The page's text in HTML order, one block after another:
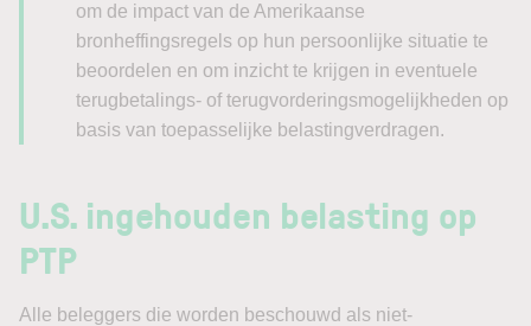
om de impact van de Amerikaanse
bronheffingsregels op hun persoonlijke situatie te
beoordelen en om inzicht te krijgen in eventuele
terugbetalings- of terugvorderingsmogelijkheden op
basis van toepasselijke belastingverdragen.
U.S. ingehouden belasting op
PTP
Alle beleggers die worden beschouwd als niet-